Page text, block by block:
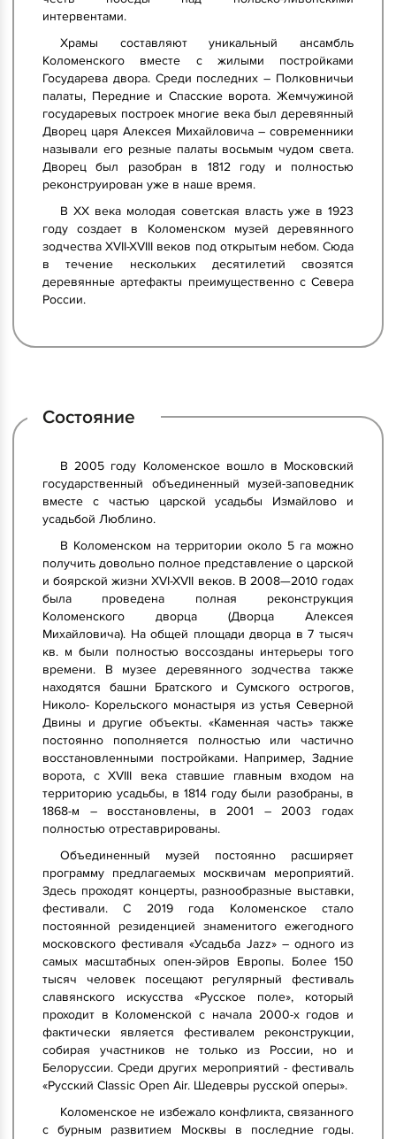
интервентами.
Храмы составляют уникальный ансамбль
Коломенского вместе с жилыми постройками
Государева двора. Среди последних – Полковничьи
палаты, Передние и Спасские ворота. Жемчужиной
государевых построек многие века был деревянный
Дворец царя Алексея Михайловича – современники
называли его резные палаты восьмым чудом света.
Дворец был разобран в 1812 году и полностью
реконструирован уже в наше время.
В XX века молодая советская власть уже в 1923
году создает в Коломенском музей деревянного
зодчества XVII-XVIII веков под открытым небом. Сюда
в течение нескольких десятилетий свозятся
деревянные артефакты преимущественно с Севера
России.
Состояние
В 2005 году Коломенское вошло в Московский
государственный объединенный музей-заповедник
вместе с частью царской усадьбы Измайлово и
усадьбой Люблино.
В Коломенском на территории около 5 га можно
получить довольно полное представление о царской
и боярской жизни XVI-XVII веков. В 2008—2010 годах
была проведена полная реконструкция
Коломенского дворца (Дворца Алексея
Михайловича). На общей площади дворца в 7 тысяч
кв. м были полностью воссозданы интерьеры того
времени. В музее деревянного зодчества также
находятся башни Братского и Сумского острогов,
Николо- Корельского монастыря из устья Северной
Двины и другие объекты. «Каменная часть» также
постоянно пополняется полностью или частично
восстановленными постройками. Например, Задние
ворота, с XVIII века ставшие главным входом на
территорию усадьбы, в 1814 году были разобраны, в
1868-м – восстановлены, в 2001 – 2003 годах
полностью отреставрированы.
Объединенный музей постоянно расширяет
программу предлагаемых москвичам мероприятий.
Здесь проходят концерты, разнообразные выставки,
фестивали. С 2019 года Коломенское стало
постоянной резиденцией знаменитого ежегодного
московского фестиваля «Усадьба Jazz» – одного из
самых масштабных опен-эйров Европы. Более 150
тысяч человек посещают регулярный фестиваль
славянского искусства «Русское поле», который
проходит в Коломенской с начала 2000-х годов и
фактически является фестивалем реконструкции,
собирая участников не только из России, но и
Белоруссии. Среди других мероприятий - фестиваль
«Русский Classic Open Air. Шедевры русской оперы».
Коломенское не избежало конфликта, связанного
с бурным развитием Москвы в последние годы.